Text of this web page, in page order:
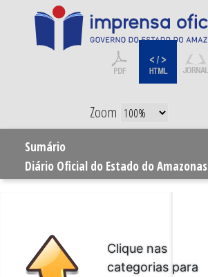
Zoom
Sumário
Diário Oficial do Estado do Amazonas
Clique nas
categorias para